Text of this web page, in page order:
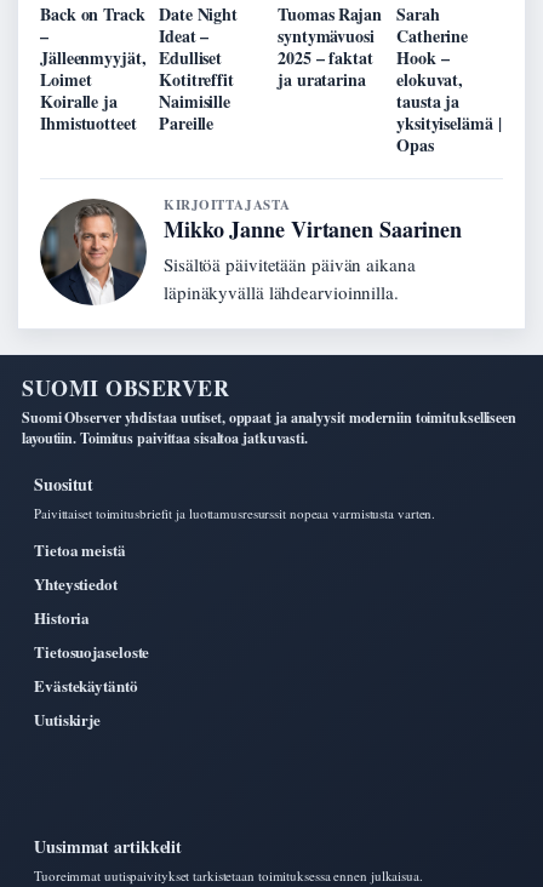
Back on Track
–
Jälleenmyyjät,
Loimet
Koiralle ja
Ihmistuotteet
Date Night
Ideat –
Edulliset
Kotitreffit
Naimisille
Pareille
Tuomas Rajan
syntymävuosi
2025 – faktat
ja uratarina
Sarah
Catherine
Hook –
elokuvat,
tausta ja
yksityiselämä |
Opas
KIRJOITTAJASTA
Mikko Janne Virtanen Saarinen
Sisältöä päivitetään päivän aikana
läpinäkyvällä lähdearvioinnilla.
SUOMI OBSERVER
Suomi Observer yhdistaa uutiset, oppaat ja analyysit moderniin toimitukselliseen
layoutiin. Toimitus paivittaa sisaltoa jatkuvasti.
Suositut
Paivittaiset toimitusbriefit ja luottamusresurssit nopeaa varmistusta varten.
Tietoa meistä
Yhteystiedot
Historia
Tietosuojaseloste
Evästekäytäntö
Uutiskirje
Uusimmat artikkelit
Tuoreimmat uutispaivitykset tarkistetaan toimituksessa ennen julkaisua.